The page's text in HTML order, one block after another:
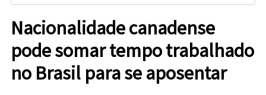
Nacionalidade canadense
pode somar tempo trabalhado
no Brasil para se aposentar